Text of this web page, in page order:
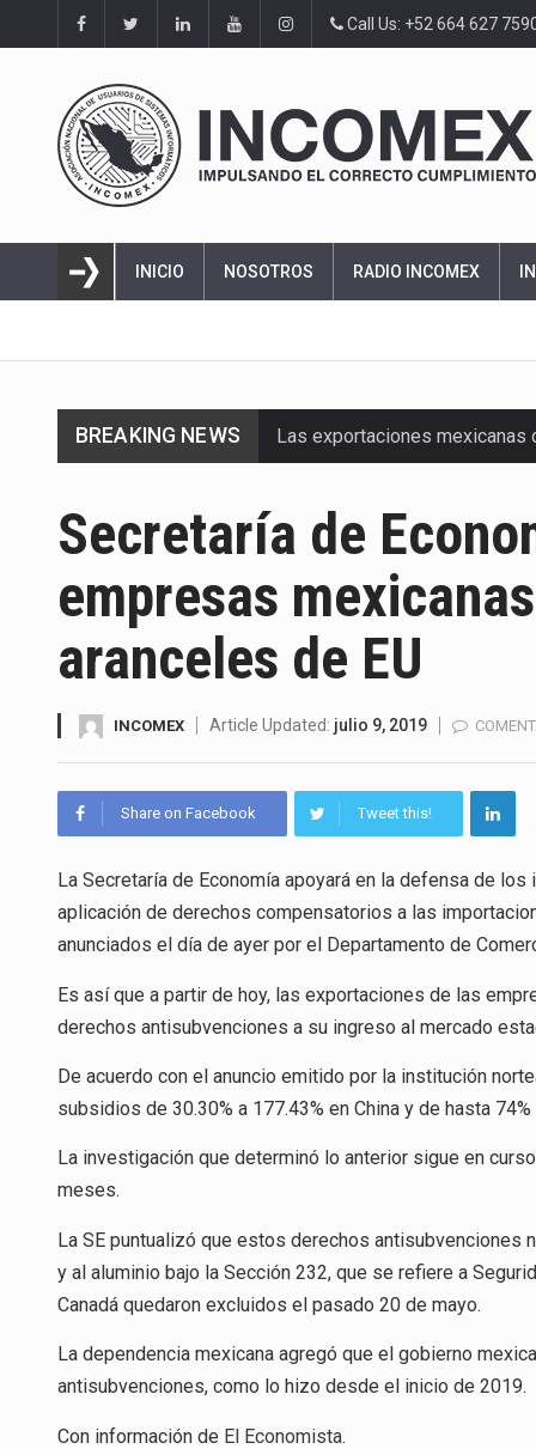
Call Us: +52 664 627
INICIO NOSOTROS RADIO INCOMEX
BREAKING NEWS
En el primer semestre de
Solo el 17.8 % de las
Ante la suspensión temporal
Los créditos fiscales
La industria automotriz
El gobierno de Estados
El Departamento de
Secretaría de
empresas
aranceles de EU
INCOMEX Article Updated: julio 9, 2019
Share on Facebook Tweet this!
La Secretaría de Economía apoyará en la defensa de
aplicación de derechos compensatorios a las
anunciados el día de ayer por el Departamento de
Es así que a partir de hoy, las exportaciones de las
derechos antisubvenciones a su ingreso al mercado
De acuerdo con el anuncio emitido por la institución
subsidios de 30.30% a 177.43% en China y de hasta
La investigación que determinó lo anterior sigue en
meses.
La SE puntualizó que estos derechos
y al aluminio bajo la Sección 232, que se refiere a
Canadá quedaron excluidos el pasado 20 de mayo.
La dependencia mexicana agregó que el gobierno
antisubvenciones, como lo hizo desde el inicio de 2019.
Con información de El Economista.